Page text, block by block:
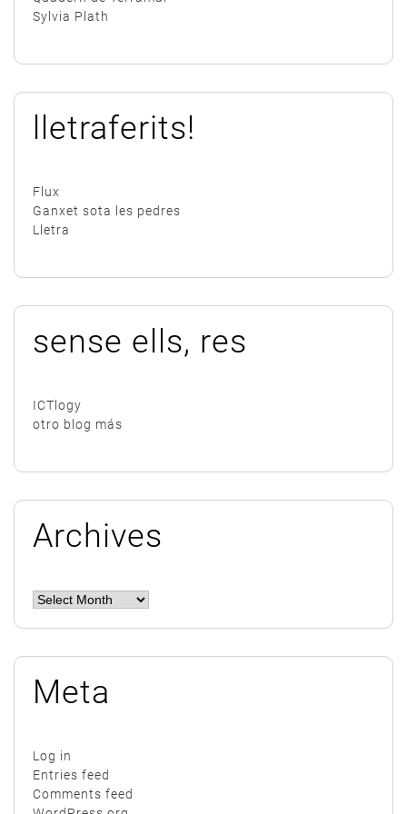
Sylvia Plath
lletraferits!
Flux
Ganxet sota les pedres
Lletra
sense ells, res
ICTlogy
otro blog más
Archives
Archives
Meta
Log in
Entries feed
Comments feed